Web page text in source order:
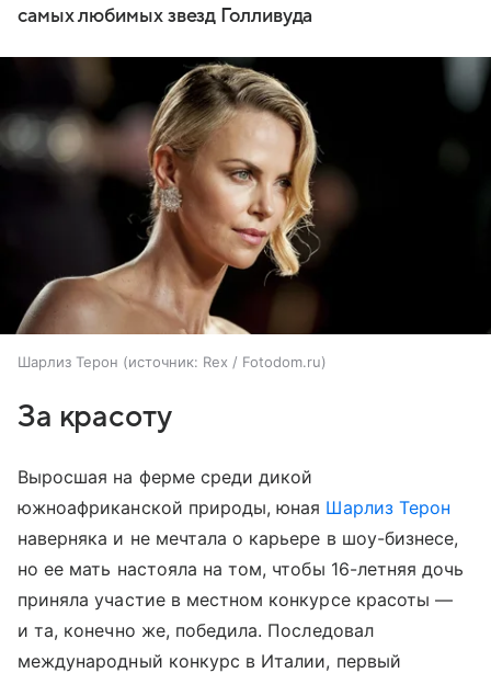
самых любимых звезд Голливуда
Шарлиз Терон источник: Rex / Fotodom.ru
За красоту
Выросшая на ферме среди дикой
южноафриканской природы, юная Шарлиз Терон
наверняка и не мечтала о карьере в шоу-бизнесе,
но ее мать настояла на том, чтобы 16-летняя дочь
приняла участие в местном конкурсе красоты —
и та, конечно же, победила. Последовал
международный конкурс в Италии, первый